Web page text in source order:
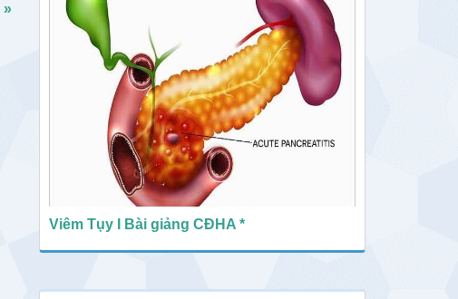
»
Viêm Tụy I Bài giảng CĐHA *